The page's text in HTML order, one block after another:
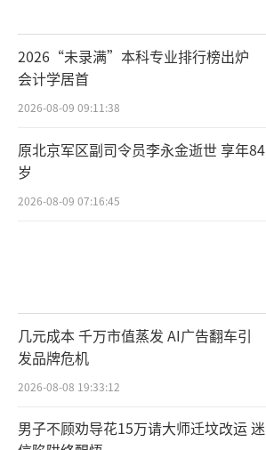
2026“未录满”本科专业排行榜出炉
会计学居首
2026-08-09 09:11:38
原北京军区副司令员李永金逝世 享年84
岁
2026-08-09 07:16:45
几元成本 千万市值蒸发 AI广告翻车引
发品牌危机
2026-08-08 19:33:12
男子不顾劝导花15万请大师迁坟改运 迷